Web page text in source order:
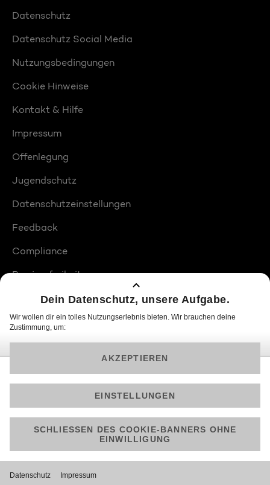
Datenschutz
Datenschutz Social Media
Nutzungsbedingungen
Cookie Hinweise
Kontakt & Hilfe
Impressum
Offenlegung
Jugendschutz
Datenschutzeinstellungen
Feedback
Compliance
Barrierefreiheit
Produktplatzierungen